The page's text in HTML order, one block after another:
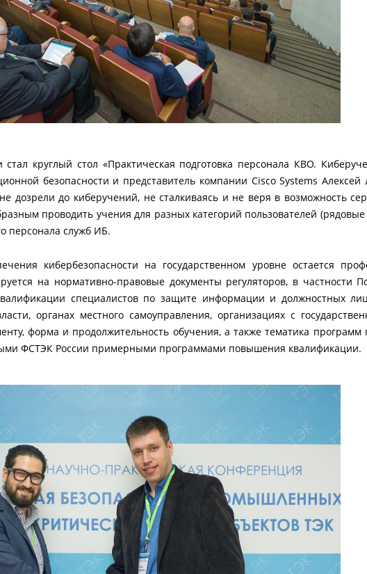
круглый стол «Практическая подготовка персонала КВО.
безопасности и представитель компании Cisco Systems Алексей
дозрели до киберучений, не сталкиваясь и не веря в возможность
проводить учения для разных категорий пользователей
персонала служб ИБ.
кибербезопасности на государственном уровне остается
на нормативно-правовые документы регуляторов, в
специалистов по защите информации и должностных
органах местного самоуправления, организациях с
форма и продолжительность обучения, а также тематика
ФСТЭК России примерными программами повышения квалификации.